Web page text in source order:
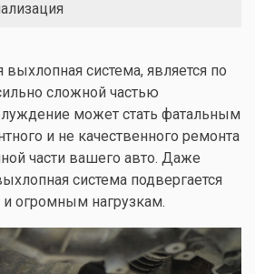
выхлопная система, является по
сложной частью
может стать фатальным
и не качественного ремонта
части вашего авто. Даже
система подвергается
и огромным нагрузкам.